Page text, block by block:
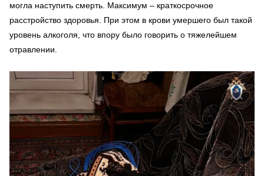
могла наступить смерть. Максимум – краткосрочное
расстройство здоровья. При этом в крови умершего был такой
уровень алкоголя, что впору было говорить о тяжелейшем
отравлении.